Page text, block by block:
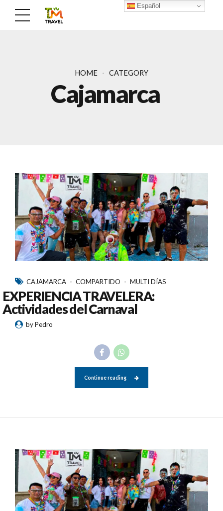
HOME CATEGORY
Cajamarca
CAJAMARCA COMPARTIDO MULTI DÍAS
EXPERIENCIA TRAVELERA:
Actividades del Carnaval
by Pedro
Continue reading
Español